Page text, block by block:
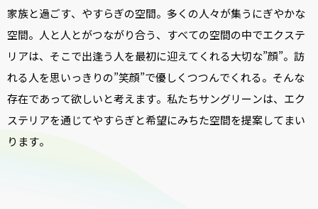
家族と過ごす、やすらぎの空間。 多くの人々が集うにぎやかな
空間。 人と人とがつながり合う、すべての空間の中でエクステ
リアは、そこで出逢う人を最初に迎えてくれる大切な”顔”。 訪
れる人を思いっきりの”笑顔”で優しくつつんでくれる。 そんな
存在であって欲しいと考えます。 私たちサングリーンは、エク
ステリアを通じてやすらぎと希望にみちた空間を提案してまい
ります。